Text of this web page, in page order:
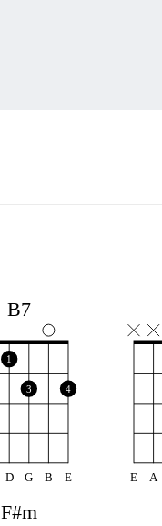
B7
1
3 4
D G B E E A
F#m